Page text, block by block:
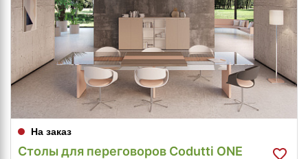
На заказ
Столы для переговоров Codutti ONE